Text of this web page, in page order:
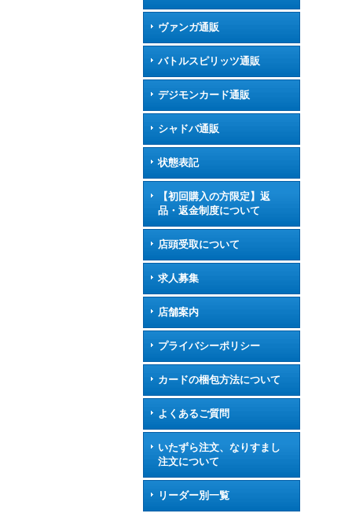
ヴァンガ通販
バトルスピリッツ通販
デジモンカード通販
シャドバ通販
状態表記
【初回購入の方限定】返
品・返金制度について
店頭受取について
求人募集
店舗案内
プライバシーポリシー
カードの梱包方法について
よくあるご質問
いたずら注文、なりすまし
注文について
リーダー別一覧